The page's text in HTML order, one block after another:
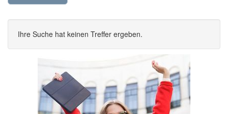
Ihre Suche hat keinen Treffer ergeben.